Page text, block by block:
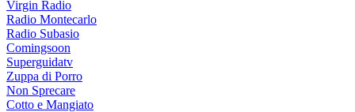
Virgin Radio
Radio Montecarlo
Radio Subasio
Comingsoon
Superguidatv
Zuppa di Porro
Non Sprecare
Cotto e Mangiato